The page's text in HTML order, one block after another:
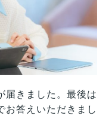
届きました。最後は
お答えいただきまし